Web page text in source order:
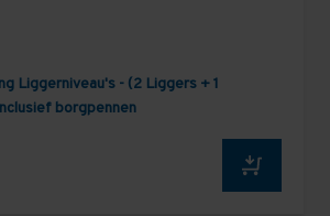
Liggerniveau's - (2 Liggers + 1
borgpennen